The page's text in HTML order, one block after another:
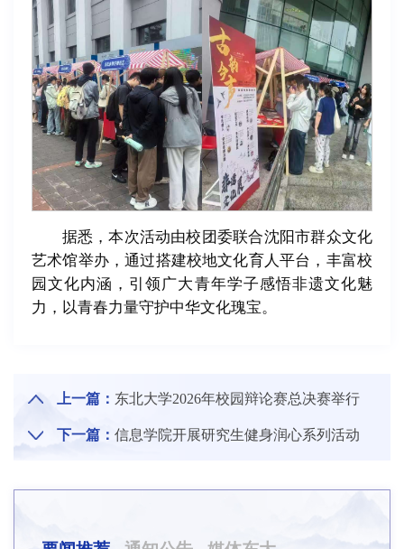
据悉，本次活动由校团委联合沈阳市群众文化
艺术馆举办，通过搭建校地文化育人平台，丰富校
园文化内涵，引领广大青年学子感悟非遗文化魅
力，以青春力量守护中华文化瑰宝。
上一篇： 东北大学2026年校园辩论赛总决赛举行
下一篇： 信息学院开展研究生健身润心系列活动